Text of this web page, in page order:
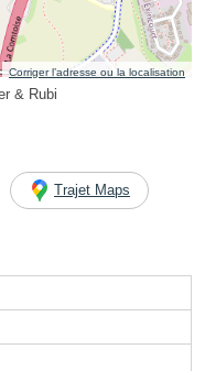
Corriger l’adresse ou la localisation
& Rubi
Trajet Maps